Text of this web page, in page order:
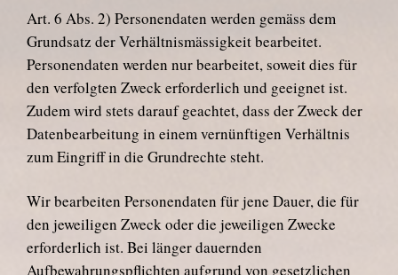
Art. 6 Abs. 2) Personendaten werden gemäss dem
Grundsatz der Verhältnismässigkeit bearbeitet.
Personendaten werden nur bearbeitet, soweit dies für
den verfolgten Zweck erforderlich und geeignet ist.
Zudem wird stets darauf geachtet, dass der Zweck der
Datenbearbeitung in einem vernünftigen Verhältnis
zum Eingriff in die Grundrechte steht.
Wir bearbeiten Personendaten für jene Dauer, die für
den jeweiligen Zweck oder die jeweiligen Zwecke
erforderlich ist. Bei länger dauernden
Aufbewahrungspflichten aufgrund von gesetzlichen